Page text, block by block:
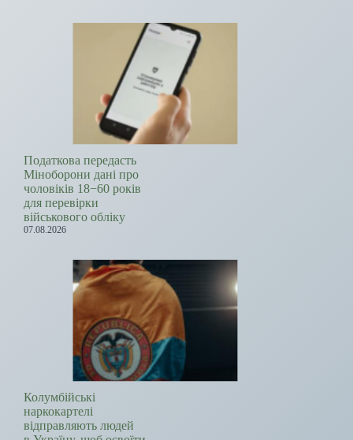
Податкова передасть
Міноборони дані про
чоловіків 18−60 років
для перевірки
військового обліку
07.08.2026
Колумбійські
наркокартелі
відправляють людей